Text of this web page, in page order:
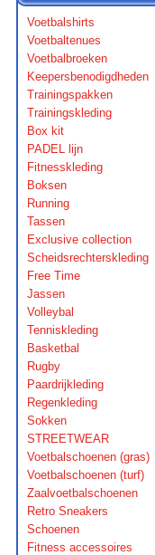
Voetbalshirts
Voetbaltenues
Voetbalbroeken
Keepersbenodigdheden
Trainingspakken
Trainingskleding
Box kit
PADEL lijn
Fitnesskleding
Boksen
Running
Tassen
Exclusive collection
Scheidsrechterskleding
Free Time
Jassen
Volleybal
Tenniskleding
Basketbal
Rugby
Paardrijkleding
Regenkleding
Sokken
STREETWEAR
Voetbalschoenen (gras)
Voetbalschoenen (turf)
Zaalvoetbalschoenen
Retro Sneakers
Schoenen
Fitness accessoires